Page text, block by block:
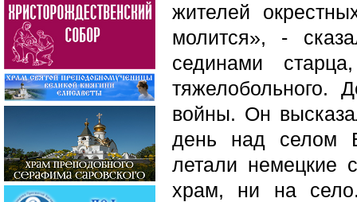
жителей
молится», -
сединами
тяжелобольного.
войны. Он
день над селом
летали немецкие
храм, ни на